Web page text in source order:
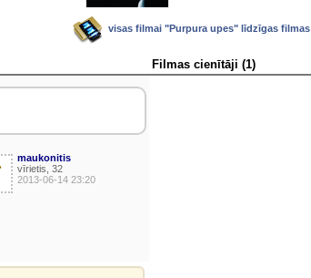
visas filmai "Purpura upes" līdzīgas filmas
maukonitis
vīrietis, 32
2013-06-14 23:20
Filmas cienītāji (1)